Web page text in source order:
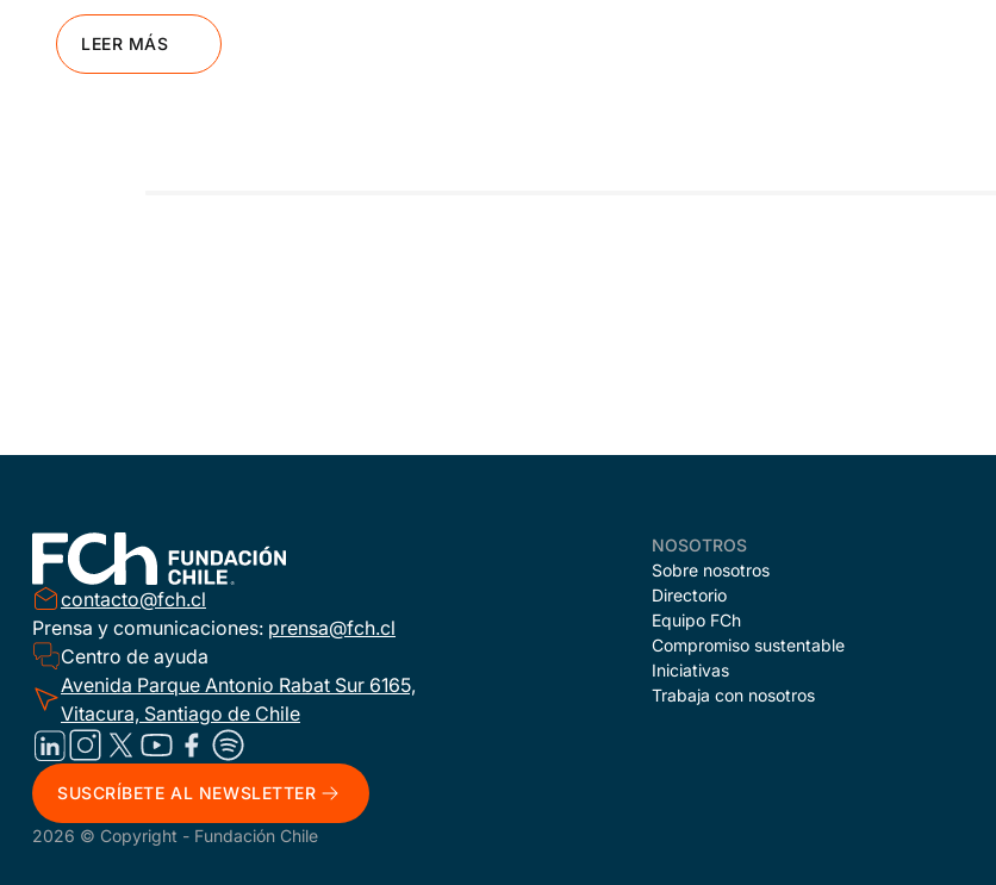
LEER MÁS
contacto@fch.cl
Prensa y comunicaciones: prensa@fch.cl
Centro de ayuda
Avenida Parque Antonio Rabat Sur 6165,
Vitacura, Santiago de Chile
NOSOTROS
Sobre nosotros
Directorio
Equipo FCh
Compromiso sustentable
Iniciativas
Trabaja con nosotros
SUSCRÍBETE AL NEWSLETTER
2026 © Copyright - Fundación Chile